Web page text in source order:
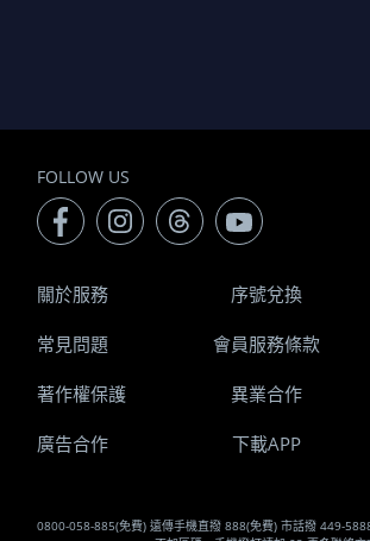
FOLLOW US
0800-058-885(免費) 遠傳手機直撥 888(免費) 市話撥 449-
關於服務 序號兌換
常見問題 會員服務條款
著作權保護 異業合作
廣告合作 下載APP